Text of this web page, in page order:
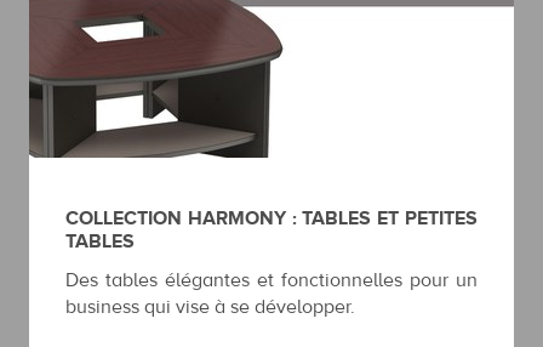
COLLECTION HARMONY : TABLES ET PETITES
TABLES
Des tables élégantes et fonctionnelles pour un
business qui vise à se développer.